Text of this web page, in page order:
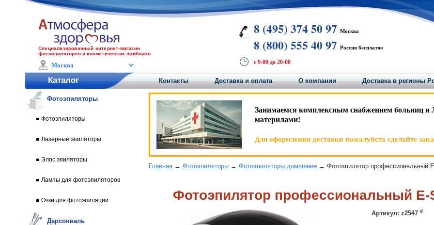
Специализированный интернет-магазин
фотоэпиляторов и косметических приборов
8 (495) 374 50 97 Москва
8 (800) 555 40 97 Россия бесплатно
с 9-00 до 20-00
Каталог Контакты Доставка и оплата О компании Доставка в регионы
Фотоэпиляторы
Фотоэпиляторы
Лазерные эпиляторы
Элос эпиляторы
Лампы для фотоэпиляторов
Очки для фотоэпиляции
Дарсонваль
Занимаемся комплексным снабжением больниц
материлами!
Для оформления доставки пожалуйста сделайте
Главная → Фотоэпиляторы → Фотоэпиляторы домашние → Фотоэпилятор профессиональный
Фотоэпилятор профессиональный E-
Артикул: z2547 #